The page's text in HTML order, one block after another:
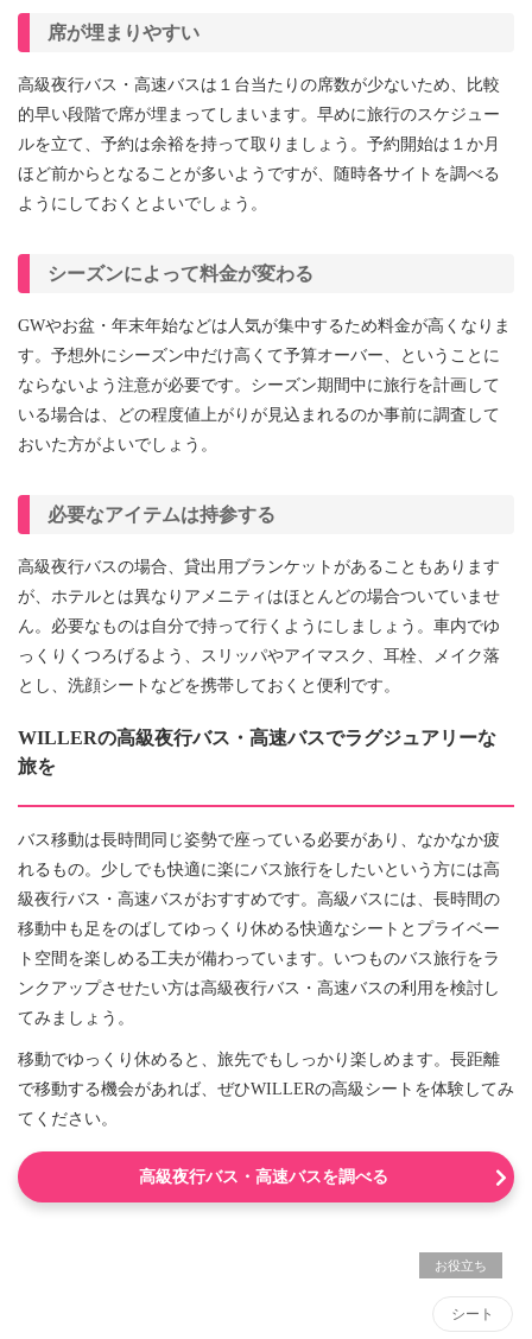
席が埋まりやすい
高級夜行バス・高速バスは１台当たりの席数が少ないため、比較
的早い段階で席が埋まってしまいます。早めに旅行のスケジュー
ルを立て、予約は余裕を持って取りましょう。予約開始は１か月
ほど前からとなることが多いようですが、随時各サイトを調べる
ようにしておくとよいでしょう。
シーズンによって料金が変わる
GWやお盆・年末年始などは人気が集中するため料金が高くなりま
す。予想外にシーズン中だけ高くて予算オーバー、ということに
ならないよう注意が必要です。シーズン期間中に旅行を計画して
いる場合は、どの程度値上がりが見込まれるのか事前に調査して
おいた方がよいでしょう。
必要なアイテムは持参する
高級夜行バスの場合、貸出用ブランケットがあることもあります
が、ホテルとは異なりアメニティはほとんどの場合ついていませ
ん。必要なものは自分で持って行くようにしましょう。車内でゆ
っくりくつろげるよう、スリッパやアイマスク、耳栓、メイク落
とし、洗顔シートなどを携帯しておくと便利です。
WILLERの高級夜行バス・高速バスでラグジュアリーな
旅を
バス移動は長時間同じ姿勢で座っている必要があり、なかなか疲
れるもの。少しでも快適に楽にバス旅行をしたいという方には高
級夜行バス・高速バスがおすすめです。高級バスには、長時間の
移動中も足をのばしてゆっくり休める快適なシートとプライベー
ト空間を楽しめる工夫が備わっています。いつものバス旅行をラ
ンクアップさせたい方は高級夜行バス・高速バスの利用を検討し
てみましょう。
移動でゆっくり休めると、旅先でもしっかり楽しめます。長距離
で移動する機会があれば、ぜひWILLERの高級シートを体験してみ
てください。
高級夜行バス・高速バスを調べる
お役立ち
シート